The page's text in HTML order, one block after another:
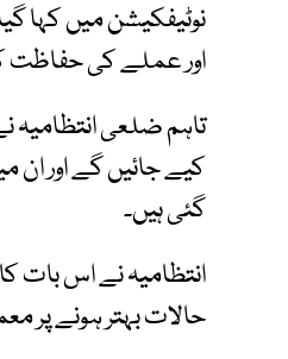
نوٹیفکیشن میں کہا
اور عملے کی حفاظت
تاہم ضلعی انتظامیہ
کیے جائیں گے اور ان
گئی ہیں۔
انتظامیہ نے اس بات
حالات بہتر ہونے پر